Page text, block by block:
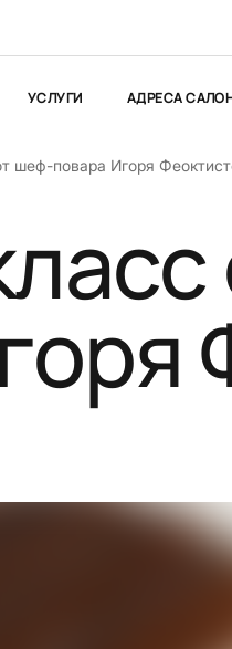
УСЛУГИ АДРЕСА
шеф-повара Игоря